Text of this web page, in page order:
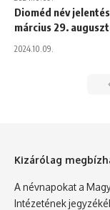
Dioméd név
március 29.
2024.10.09.
Kizárólag
A névnapokat a
Intézetének